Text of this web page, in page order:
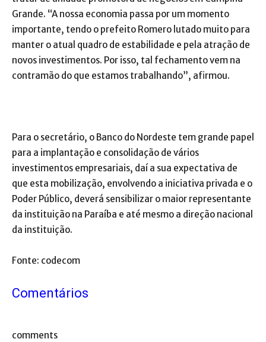
Grande. “A nossa economia passa por um momento
importante, tendo o prefeito Romero lutado muito para
manter o atual quadro de estabilidade e pela atração de
novos investimentos. Por isso, tal fechamento vem na
contramão do que estamos trabalhando”, afirmou.
Para o secretário, o Banco do Nordeste tem grande papel
para a implantação e consolidação de vários
investimentos empresariais, daí a sua expectativa de
que esta mobilização, envolvendo a iniciativa privada e o
Poder Público, deverá sensibilizar o maior representante
da instituição na Paraíba e até mesmo a direção nacional
da instituição.
Fonte: codecom
Comentários
comments